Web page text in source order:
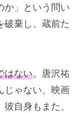
か」という問い
破棄し、蔵前た
はない。唐沢祐
じゃない、映画
自身もまた、